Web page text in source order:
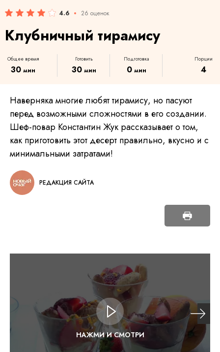
4.6 26 оценок
Клубничный тирамису
Общее время
30 мин
Готовить
30 мин
Подготовка
0 мин
Порции
4
Наверняка многие любят тирамису, но пасуют
перед возможными сложностями в его создании.
Шеф-повар Константин Жук рассказывает о том,
как приготовить этот десерт правильно, вкусно и с
минимальными затратами!
РЕДАКЦИЯ САЙТА
НАЖМИ И СМОТРИ